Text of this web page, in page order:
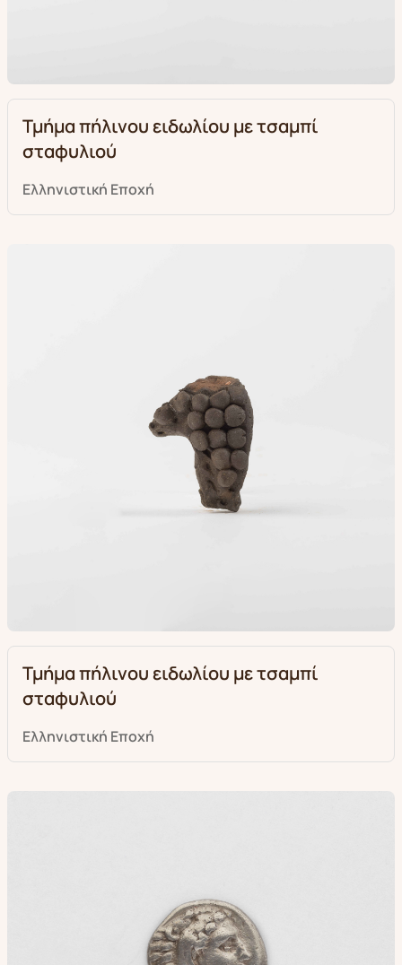
Τμήμα πήλινου ειδωλίου με τσαμπί
σταφυλιού
Ελληνιστική Eποχή
Τμήμα πήλινου ειδωλίου με τσαμπί
σταφυλιού
Ελληνιστική Eποχή